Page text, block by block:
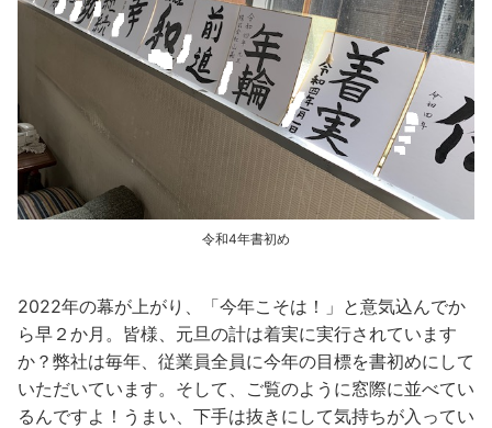
令和4年書初め
2022年の幕が上がり、「今年こそは！」と意気込んでか
ら早２か月。皆様、元旦の計は着実に実行されています
か？弊社は毎年、従業員全員に今年の目標を書初めにして
いただいています。そして、ご覧のように窓際に並べてい
るんですよ！うまい、下手は抜きにして気持ちが入ってい